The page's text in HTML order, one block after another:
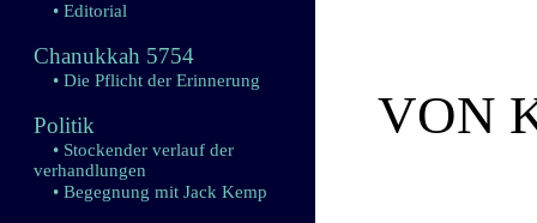
• Editorial
Chanukkah 5754
• Die Pflicht der Erinnerung
Politik
• Stockender verlauf der
verhandlungen
• Begegnung mit Jack Kemp
VON